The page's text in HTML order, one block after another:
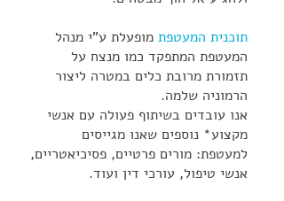
תוכנית המעטפת מופעלת ע"י מנהל
המעטפת המתפקד כמו מנצח על
תזמורת מרובת כלים במטרה ליצור
הרמוניה שלמה.
אנו עובדים בשיתוף פעולה עם אנשי
מקצוע* נוספים שאנו מגייסים
למעטפת: מורים פרטיים, פסיכיאטריים,
אנשי טיפול, עורכי דין ועוד.